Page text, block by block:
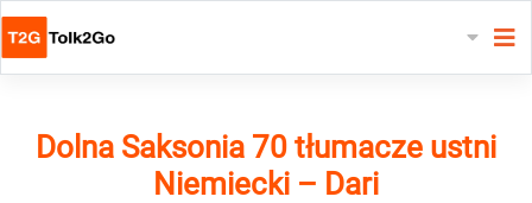
Dolna Saksonia 70 tłumacze ustni
Niemiecki – Dari